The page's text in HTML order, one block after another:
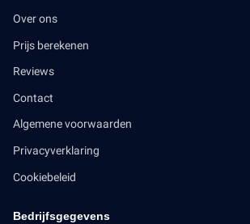
Over ons
Prijs berekenen
Reviews
Contact
Algemene voorwaarden
Privacyverklaring
Cookiebeleid
Bedrijfsgegevens